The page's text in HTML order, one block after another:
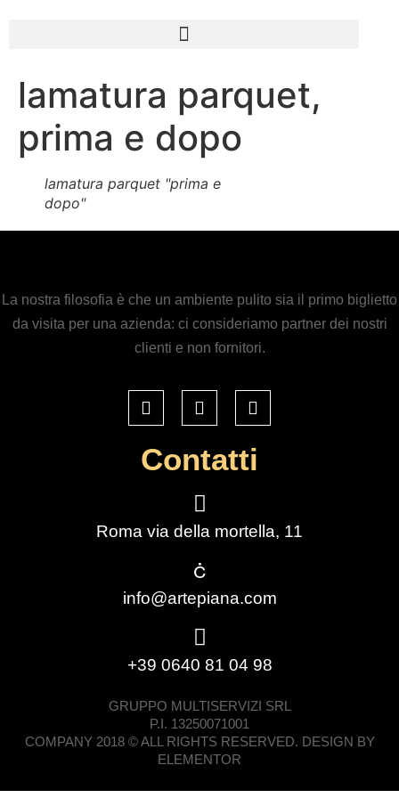
lamatura parquet,
prima e dopo
lamatura parquet "prima e
dopo"
La nostra filosofia è che un ambiente pulito sia il primo biglietto
da visita per una azienda: ci consideriamo partner dei nostri
clienti e non fornitori.
Contatti
Roma via della mortella, 11
info@artepiana.com
+39 0640 81 04 98
GRUPPO MULTISERVIZI SRL
P.I. 13250071001
COMPANY 2018 © ALL RIGHTS RESERVED. DESIGN BY
ELEMENTOR